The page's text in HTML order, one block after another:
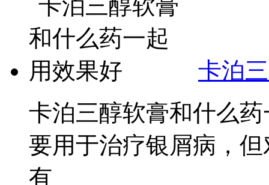
卡泊
卡泊三醇软膏和什么
要用于治疗银屑病，
有